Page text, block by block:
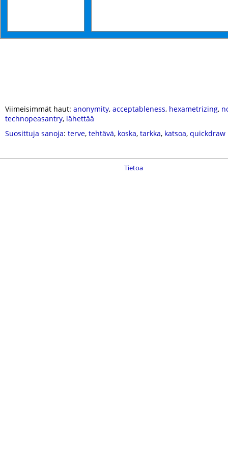
Viimeisimmät haut: anonymity, acceptableness, hexametrizing,
technopeasantry, lähettää
Suosittuja sanoja: terve, tehtävä, koska, tarkka, katsoa, quickdraw
Tietoa